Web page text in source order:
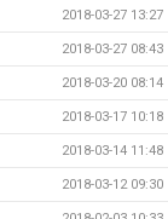
2018-03-27 13:27
2018-03-27 08:43
2018-03-20 08:14
2018-03-17 10:18
2018-03-14 11:48
2018-03-12 09:30